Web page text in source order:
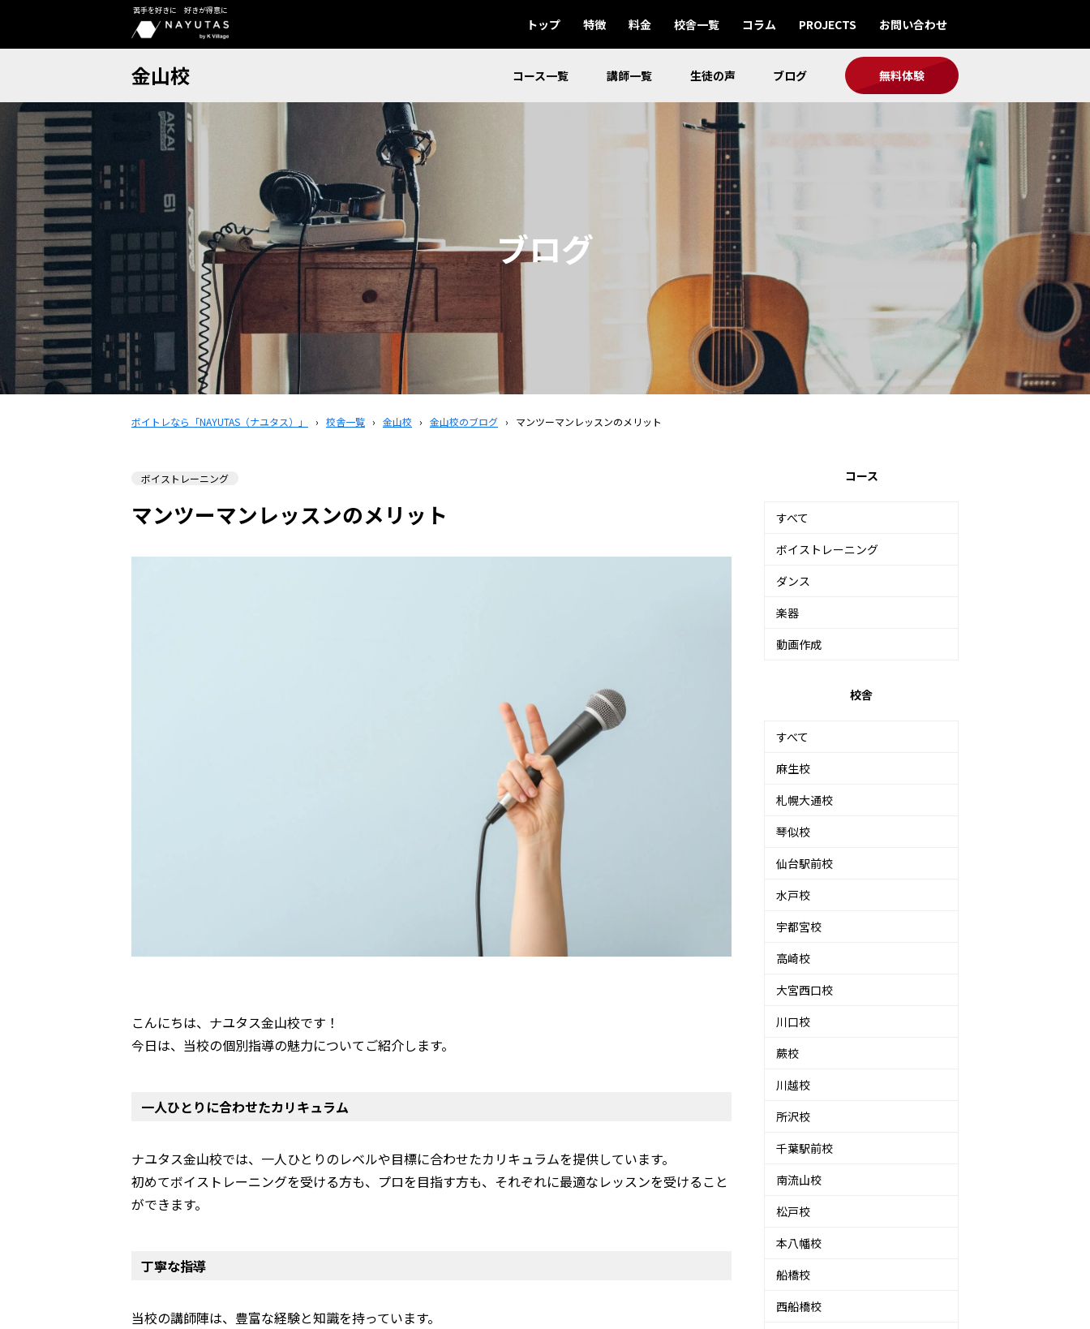
苦手を好きに 好きが得意に
トップ 特徴 料金 校舎一覧 コラム PROJECTS お問い合わせ
金山校 コース一覧 講師一覧 生徒の声 ブログ 無料体験
ブログ
ボイトレなら「NAYUTAS（ナユタス）」 › 校舎一覧 › 金山校 › 金山校のブログ › マンツーマンレッスンのメリット
ボイストレーニング
マンツーマンレッスンのメリット
こんにちは、ナユタス金山校です！
今日は、当校の個別指導の魅力についてご紹介します。
一人ひとりに合わせたカリキュラム
ナユタス金山校では、一人ひとりのレベルや目標に合わせたカリキュラムを提供しています。
初めてボイストレーニングを受ける方も、プロを目指す方も、それぞれに最適なレッスンを受けること
ができます。
丁寧な指導
当校の講師陣は、豊富な経験と知識を持っています。
コース
すべて
ボイストレーニング
ダンス
楽器
動画作成
校舎
すべて
麻生校
札幌大通校
琴似校
仙台駅前校
水戸校
宇都宮校
高崎校
大宮西口校
川口校
蕨校
川越校
所沢校
千葉駅前校
南流山校
松戸校
本八幡校
船橋校
西船橋校